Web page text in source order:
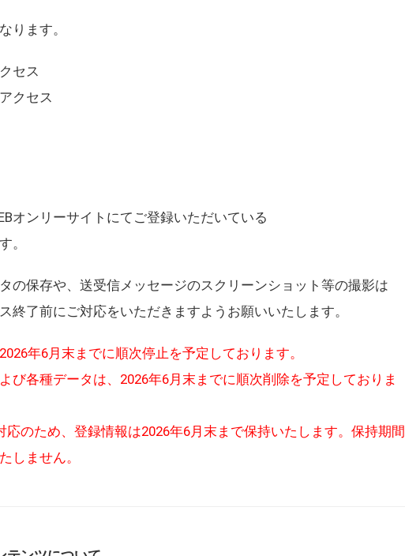
ります。
セス
クセス
オンリーサイトにてご登録いただいている
。
の保存や、送受信メッセージのスクリーンショット等の撮影は
終了前にご対応をいただきますようお願いいたします。
年6月末までに順次停止を予定しております。
び各種データは、2026年6月末までに順次削除を予定しておりま
のため、登録情報は2026年6月末まで保持いたします。保持期間
しません。